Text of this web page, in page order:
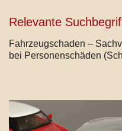
Relevante
Fahrzeugschaden –
bei Personenschäden